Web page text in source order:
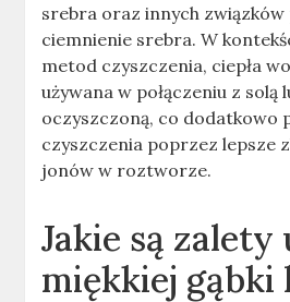
srebra oraz innych
ciemnienie srebra. W
metod czyszczenia, ciepła
używana w połączeniu z solą
oczyszczoną, co dodatkowo
czyszczenia poprzez lepsze
jonów w roztworze.
Jakie są zalety
miękkiej gąbki